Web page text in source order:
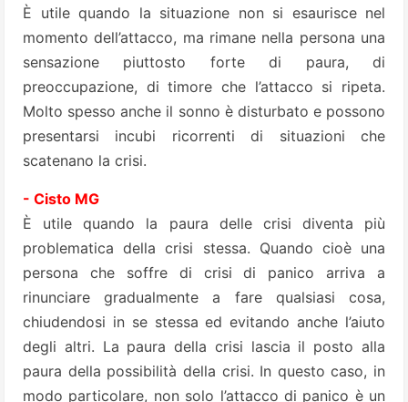
È utile quando la situazione non si esaurisce nel
momento dell’attacco, ma rimane nella persona una
sensazione piuttosto forte di paura, di
preoccupazione, di timore che l’attacco si ripeta.
Molto spesso anche il sonno è disturbato e possono
presentarsi incubi ricorrenti di situazioni che
scatenano la crisi.
- Cisto MG
È utile quando la paura delle crisi diventa più
problematica della crisi stessa. Quando cioè una
persona che soffre di crisi di panico arriva a
rinunciare gradualmente a fare qualsiasi cosa,
chiudendosi in se stessa ed evitando anche l’aiuto
degli altri. La paura della crisi lascia il posto alla
paura della possibilità della crisi. In questo caso, in
modo particolare, non solo l’attacco di panico è un